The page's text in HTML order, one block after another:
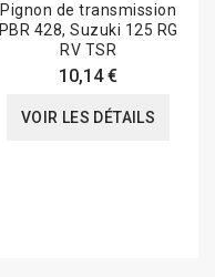
Pignon de transmission
PBR 428, Suzuki 125 RG
RV TSR
10,14 €
VOIR LES DÉTAILS